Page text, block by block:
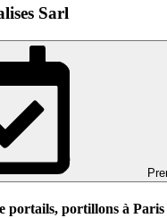
Sarl
portails, portillons à Paris